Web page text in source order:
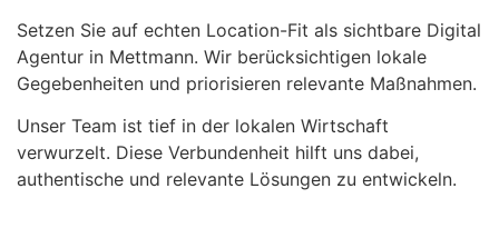
Setzen Sie auf echten Location-Fit als sichtbare Digital
Agentur in Mettmann. Wir berücksichtigen lokale
Gegebenheiten und priorisieren relevante Maßnahmen.
Unser Team ist tief in der lokalen Wirtschaft
verwurzelt. Diese Verbundenheit hilft uns dabei,
authentische und relevante Lösungen zu entwickeln.